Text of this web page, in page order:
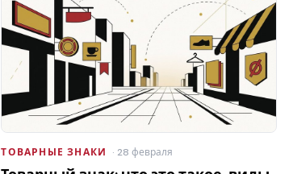
ТОВАРНЫЕ ЗНАКИ · 28 февраля